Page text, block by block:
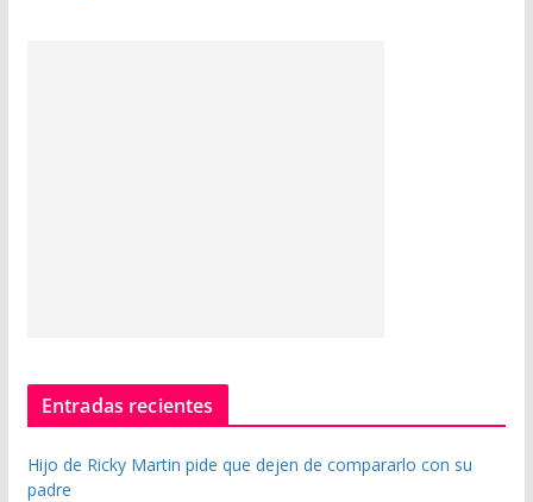
Entradas recientes
Hijo de Ricky Martin pide que dejen de compararlo con su
padre